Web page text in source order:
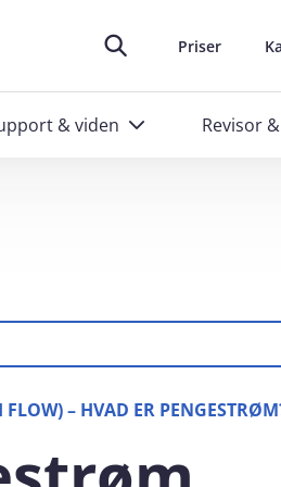
Header top
Priser
& viden Revisor
– HVAD ER